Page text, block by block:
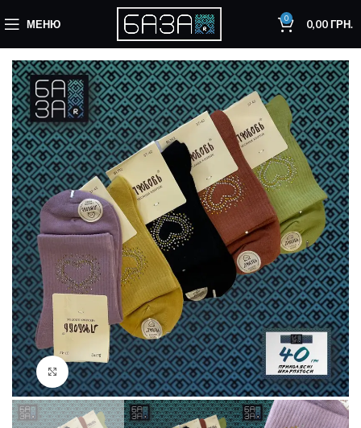
МЕНЮ 0 0,00ГРН.
Натисніть, щоб збільшити